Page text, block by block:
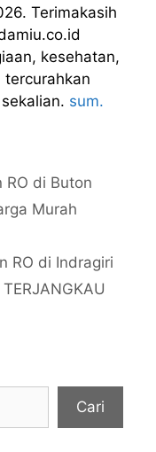
Terimakasih
kesehatan,
sum.
di Buton
Murah
RO di Indragiri
Cari